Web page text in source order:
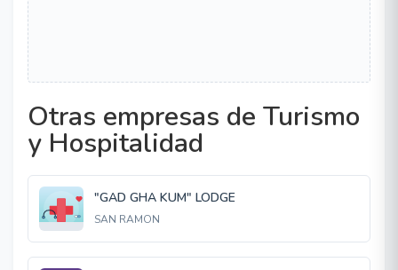
Otras empresas de Turismo
y Hospitalidad
"GAD GHA KUM" LODGE
SAN RAMON